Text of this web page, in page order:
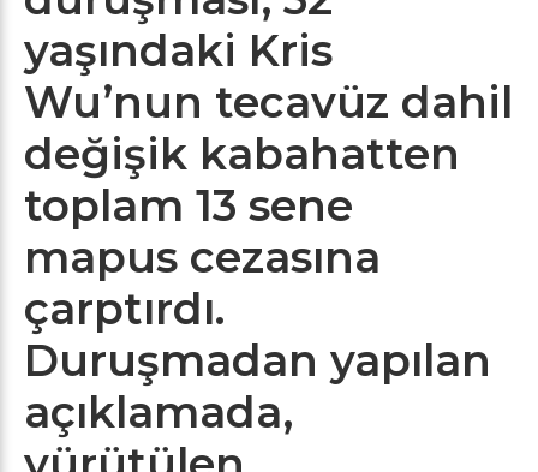
yaşındaki Kris
Wu’nun tecavüz dahil
değişik kabahatten
toplam 13 sene
mapus cezasına
çarptırdı.
Duruşmadan yapılan
açıklamada,